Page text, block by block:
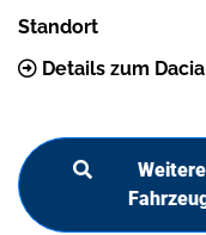
Standort
Details zum